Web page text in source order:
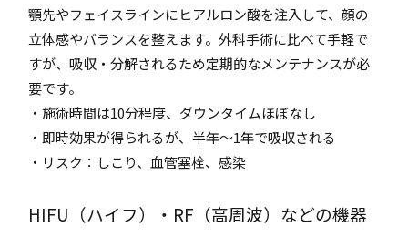
顎先やフェイスラインにヒアルロン酸を注入して、顔の
立体感やバランスを整えます。外科手術に比べて手軽で
すが、吸収・分解されるため定期的なメンテナンスが必
要です。
・施術時間は10分程度、ダウンタイムほぼなし
・即時効果が得られるが、半年～1年で吸収される
・リスク：しこり、血管塞栓、感染
HIFU（ハイフ）・RF（高周波）などの機器